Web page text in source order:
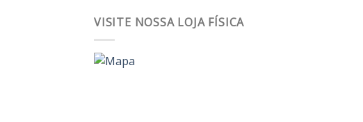
VISITE NOSSA LOJA FÍSICA